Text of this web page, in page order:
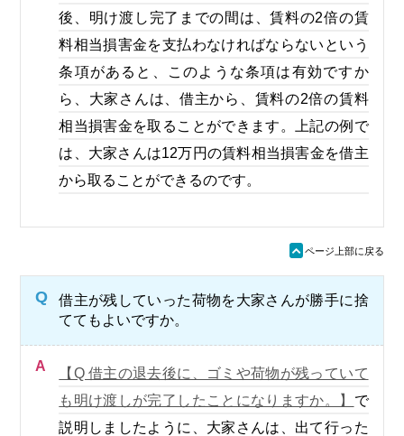
後、明け渡し完了までの間は、賃料の2倍の賃
料相当損害金を支払わなければならないという
条項があると、このような条項は有効ですか
ら、大家さんは、借主から、賃料の2倍の賃料
相当損害金を取ることができます。上記の例で
は、大家さんは12万円の賃料相当損害金を借主
から取ることができるのです。
ü ページ上部に戻る
Q
借主が残していった荷物を大家さんが勝手に捨
ててもよいですか。
A
【Q 借主の退去後に、ゴミや荷物が残っていて
も明け渡しが完了したことになりますか。】 で
説明しましたように、大家さんは、出て行った